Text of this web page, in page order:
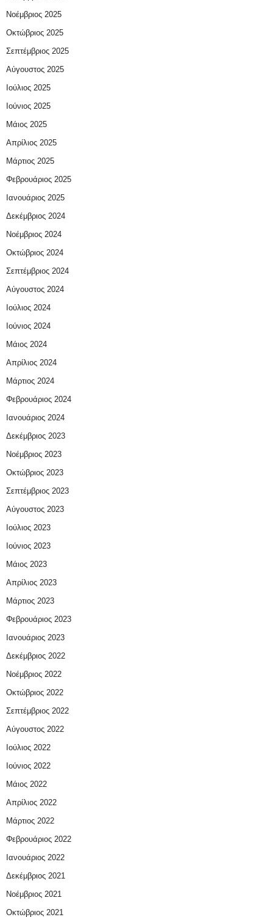
Νοέμβριος 2025
Οκτώβριος 2025
Σεπτέμβριος 2025
Αύγουστος 2025
Ιούλιος 2025
Ιούνιος 2025
Μάιος 2025
Απρίλιος 2025
Μάρτιος 2025
Φεβρουάριος 2025
Ιανουάριος 2025
Δεκέμβριος 2024
Νοέμβριος 2024
Οκτώβριος 2024
Σεπτέμβριος 2024
Αύγουστος 2024
Ιούλιος 2024
Ιούνιος 2024
Μάιος 2024
Απρίλιος 2024
Μάρτιος 2024
Φεβρουάριος 2024
Ιανουάριος 2024
Δεκέμβριος 2023
Νοέμβριος 2023
Οκτώβριος 2023
Σεπτέμβριος 2023
Αύγουστος 2023
Ιούλιος 2023
Ιούνιος 2023
Μάιος 2023
Απρίλιος 2023
Μάρτιος 2023
Φεβρουάριος 2023
Ιανουάριος 2023
Δεκέμβριος 2022
Νοέμβριος 2022
Οκτώβριος 2022
Σεπτέμβριος 2022
Αύγουστος 2022
Ιούλιος 2022
Ιούνιος 2022
Μάιος 2022
Απρίλιος 2022
Μάρτιος 2022
Φεβρουάριος 2022
Ιανουάριος 2022
Δεκέμβριος 2021
Νοέμβριος 2021
Οκτώβριος 2021